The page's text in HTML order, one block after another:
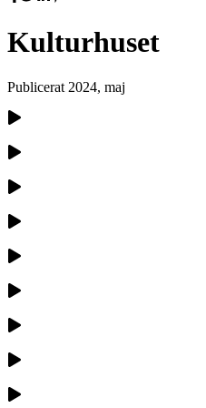
Kulturhuset
Publicerat 2024, maj